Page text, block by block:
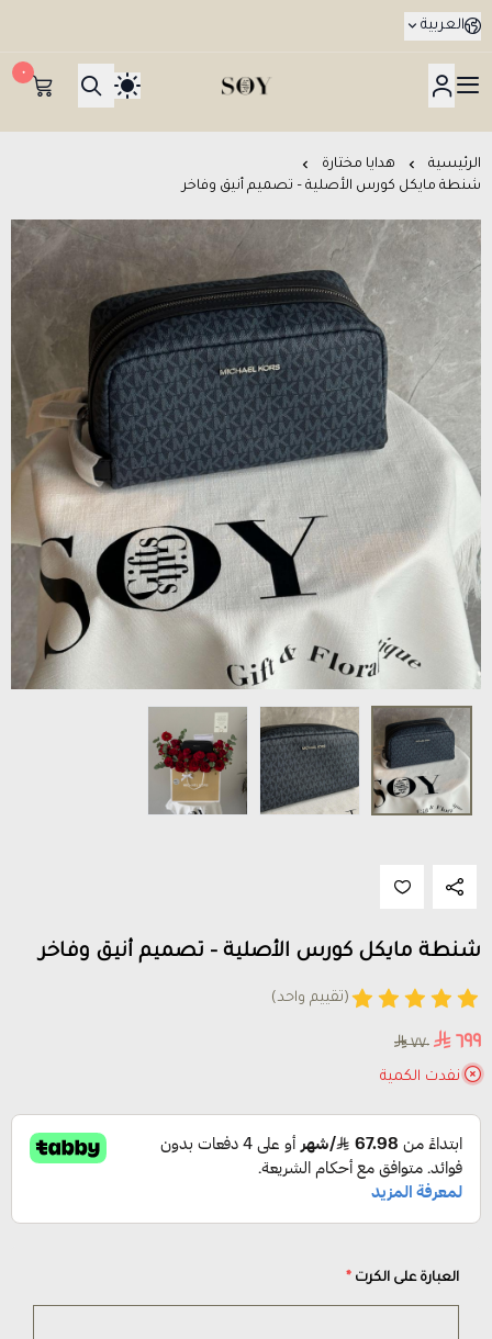
العربية
هدايا جدة SOY Gifts بتوصيل في نفس اليوم
٠
الرئيسية
هدايا مختارة
شنطة مايكل كورس الأصلية – تصميم أنيق وفاخر
شنطة مايكل كورس الأصلية – تصميم أنيق وفاخر
(تقييم واحد)
٦٩٩
٧٧٠
نفدت الكمية
العبارة على الكرت *